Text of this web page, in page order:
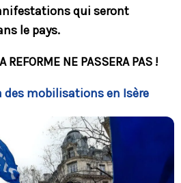
qui seront
le pays.
REFORME NE PASSERA PAS !
des mobilisations en Isère